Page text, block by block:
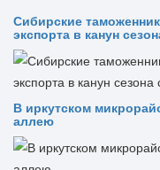
Сибирские
экспорта в канун
В иркутском
аллею